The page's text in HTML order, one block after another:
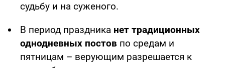
судьбу и на суженого.
В период праздника нет традиционных
однодневных постов по средам и
пятницам – верующим разрешается к